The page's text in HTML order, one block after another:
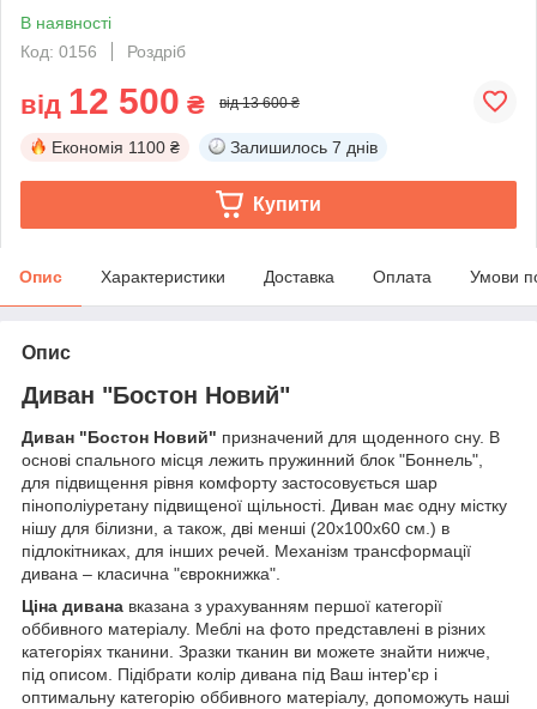
В наявності
Код: 0156
Роздріб
від 12 500 ₴ від 13 600 ₴
Економія 1100 ₴ Залишилось 7 днів
Купити
Опис Характеристики Доставка Оплата Умови
Опис
Диван "Бостон Новий"
Диван "Бостон Новий" призначений для щоденного сну. В
основі спального місця лежить пружинний блок "Боннель",
для підвищення рівня комфорту застосовується шар
пінополіуретану підвищеної щільності. Диван має одну містку
нішу для білизни, а також, дві менші (20х100х60 см.) в
підлокітниках, для інших речей. Механізм трансформації
дивана – класична "єврокнижка".
Ціна дивана вказана з урахуванням першої категорії
оббивного матеріалу. Меблі на фото представлені в різних
категоріях тканини. Зразки тканин ви можете знайти нижче,
під описом. Підібрати колір дивана під Ваш інтер'єр і
оптимальну категорію оббивного матеріалу, допоможуть наші